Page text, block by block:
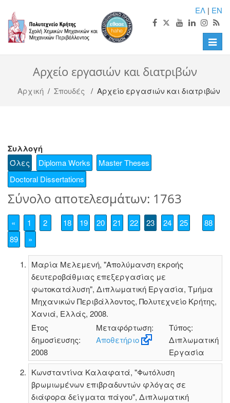
ΕΛ | EN
Toggle
Αρχείο εργασιών και διατριβών
Αρχική / Σπουδές / Αρχείο εργασιών και διατριβών
Συλλογή
Όλες Diploma Works
Master Theses
Doctoral Dissertations
Σύνολο αποτελεσμάτων: 1763
« 1 2 18 19 20 21 22 23 24 25
88
89
»
Μαρία Μελεμενή, "Απολύμανση εκροής
δευτεροβάθμιας επεξεργασίας με
φωτοκατάλυση", Διπλωματική Εργασία, Τμήμα
Μηχανικών Περιβάλλοντος, Πολυτεχνείο Κρήτης,
Χανιά, Ελλάς, 2008.
Έτος
δημοσίευσης:
2008
Μεταφόρτωση:
Αποθετήριο
Τύπος:
Διπλωματική
Εργασία
Κωνσταντίνα Καλαφατά, "Φωτόλυση
βρωμιωμένων επιβραδυντών φλόγας σε
διάφορα δείγματα πάγου", Διπλωματική